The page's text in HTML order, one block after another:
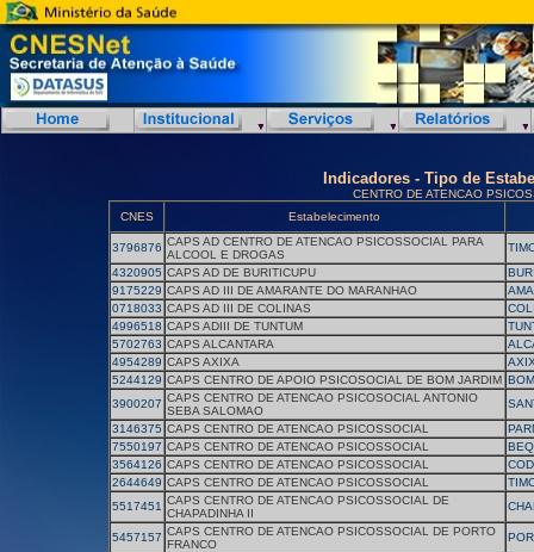
Indicadores - Tipo de
CENTRO DE ATENCAO
CNES
Estabelecimento
3796876 CAPS AD CENTRO DE ATENCAO PSICOSSOCIAL PARA
ALCOOL E DROGAS
4320905 CAPS AD DE BURITICUPU
9175229 CAPS AD III DE AMARANTE DO MARANHAO
0718033 CAPS AD III DE COLINAS
4996518 CAPS ADIII DE TUNTUM
5702763 CAPS ALCANTARA
4954289 CAPS AXIXA
5244129 CAPS CENTRO DE APOIO PSICOSOCIAL DE BOM JARDIM
3900207 CAPS CENTRO DE ATENCAO PSICOSOCIAL ANTONIO
SEBA SALOMAO
3146375 CAPS CENTRO DE ATENCAO PSICOSSOCIAL
7550197 CAPS CENTRO DE ATENCAO PSICOSSOCIAL
3564126 CAPS CENTRO DE ATENCAO PSICOSSOCIAL
2644649 CAPS CENTRO DE ATENCAO PSICOSSOCIAL
5517451 CAPS CENTRO DE ATENCAO PSICOSSOCIAL DE
CHAPADINHA II
5457157 CAPS CENTRO DE ATENCAO PSICOSSOCIAL DE PORTO
FRANCO